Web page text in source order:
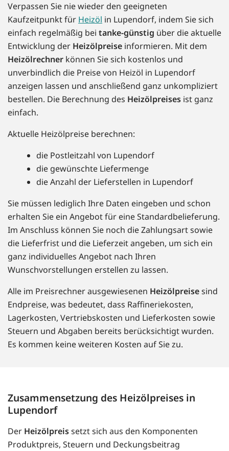
Verpassen Sie nie wieder den geeigneten
Kaufzeitpunkt für Heizöl in Lupendorf, indem Sie sich
einfach regelmäßig bei tanke-günstig über die aktuelle
Entwicklung der Heizölpreise informieren. Mit dem
Heizölrechner können Sie sich kostenlos und
unverbindlich die Preise von Heizöl in Lupendorf
anzeigen lassen und anschließend ganz unkompliziert
bestellen. Die Berechnung des Heizölpreises ist ganz
einfach.
Aktuelle Heizölpreise berechnen:
die Postleitzahl von Lupendorf
die gewünschte Liefermenge
die Anzahl der Lieferstellen in Lupendorf
Sie müssen lediglich Ihre Daten eingeben und schon
erhalten Sie ein Angebot für eine Standardbelieferung.
Im Anschluss können Sie noch die Zahlungsart sowie
die Lieferfrist und die Lieferzeit angeben, um sich ein
ganz individuelles Angebot nach Ihren
Wunschvorstellungen erstellen zu lassen.
Alle im Preisrechner ausgewiesenen Heizölpreisesind
Endpreise, was bedeutet, dass Raffineriekosten,
Lagerkosten, Vertriebskosten und Lieferkosten sowie
Steuern und Abgaben bereits berücksichtigt wurden.
Es kommen keine weiteren Kosten auf Sie zu.
Zusammensetzung des Heizölpreises in
Lupendorf
Der Heizölpreissetzt sich aus den Komponenten
Produktpreis, Steuern und Deckungsbeitrag